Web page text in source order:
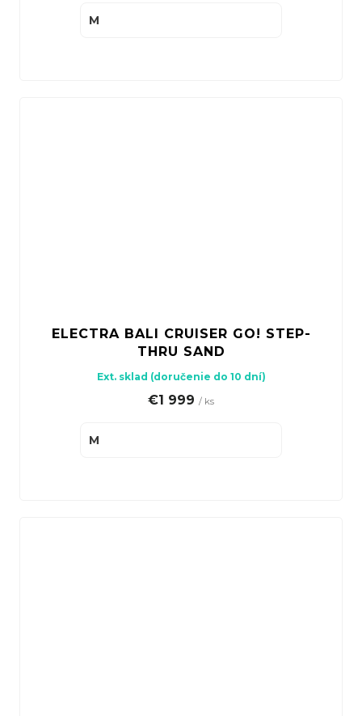
M
ELECTRA BALI CRUISER GO! STEP-
THRU SAND
Ext. sklad (doručenie do 10 dní)
€1 999 / ks
M